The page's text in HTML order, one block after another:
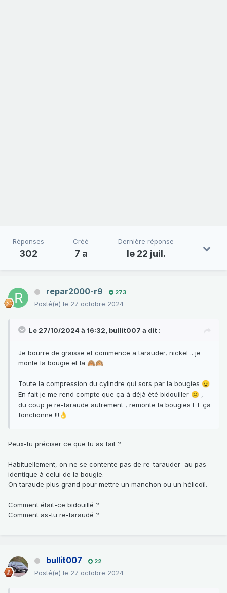
Réponses
302
Créé
7 a
Dernière réponse
le 22 juil.
repar2000-r9 273
Posté(e) le 27 octobre 2024
Le 27/10/2024 à 16:32, bullit007 a dit :
Je bourre de graisse et commence a tarauder, nickel .. je
monte la bougie et la 🙈🙉
Toute la compression du cylindre qui sors par la bougies 😦
En fait je me rend compte que ça à déjà été bidouiller ☹️ ,
du coup je re-taraude autrement , remonte la bougies ET ça
fonctionne !!! 👌
Peux-tu préciser ce que tu as fait ?
Habituellement, on ne se contente pas de re-tarauder au pas
identique à celui de la bougie.
On taraude plus grand pour mettre un manchon ou un hélicoĩl.
Comment était-ce bidouillé ?
Comment as-tu re-taraudé ?
bullit007 22
Posté(e) le 27 octobre 2024